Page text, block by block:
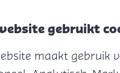
gebruikt
maakt gebruik
Zoeken